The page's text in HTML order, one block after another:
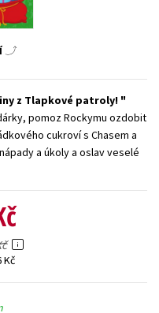
z Tlapkové patroly!
pomoz Rockymu ozdobit
cukroví s Chasem a
a úkoly a oslav veselé
Kč